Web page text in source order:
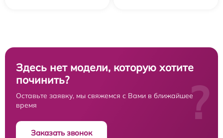
Здесь нет модели, которую хотите
починить?
Оставьте заявку, мы свяжемся с Вами в ближайшее
время
Заказать звонок
?